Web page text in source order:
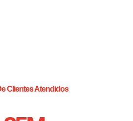
Clientes Atendidos